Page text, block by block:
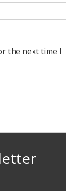
the next time I